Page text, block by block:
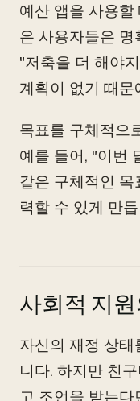
예산 앱을 사용
은 사용자들은
"저축을 더 해야
계획이 없기 때
목표를 구체적으
예를 들어, "이번
같은 구체적인
력할 수 있게 만
사회적 지
자신의 재정 상
니다. 하지만 친
고 조언을 받는